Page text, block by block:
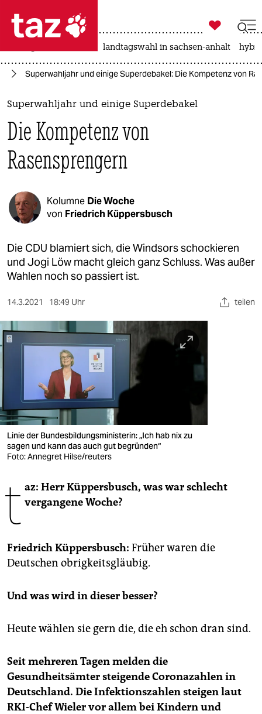
 taz zahl ich
taz zahl ich
themen
politik
öko
kultur
berlin
verlag
veranstaltungen
shop
fragen & hilfe
unterstützen
genossenschaft
epaper login

taz zahl ich
landtagswahl in sachsen-anhalt
Superwahljahr und einige Superdebakel: Die Kompetenz von
Superwahljahr und einige Superdebakel
Die Kompetenz von
Rasensprengern
Kolumne Die Woche
von Friedrich Küppersbusch
Die CDU blamiert sich, die Windsors schockieren
und Jogi Löw macht gleich ganz Schluss. Was außer
Wahlen noch so passiert ist.
14.3.2021 18:49 Uhr teilen
Linie der Bundesbildungsministerin: „Ich hab nix zu
sagen und kann das auch gut begründen“
Foto: Annegret Hilse/reuters
t az: Herr Küppersbusch, was war schlecht
vergangene Woche?
Friedrich Küppersbusch: Früher waren die
Deutschen obrigkeitsgläubig.
Und was wird in dieser besser?
Heute wählen sie gern die, die eh schon dran sind.
Seit mehreren Tagen melden die
Gesundheitsämter steigende Coronazahlen in
Deutschland. Die Infektionszahlen steigen laut
RKI-Chef Wieler vor allem bei Kindern und